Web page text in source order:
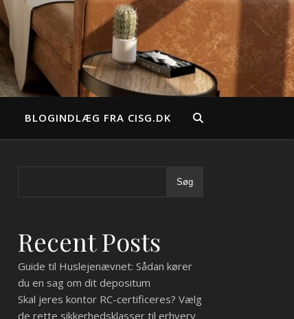
BLOGINDLÆG FRA CISG.DK
Søg
Recent Posts
Guide til Huslejenævnet: Sådan kører
du en sag om dit depositum
Skal jeres kontor RC-certificeres? Vælg
de rette sikkerhedsklasser til erhverv